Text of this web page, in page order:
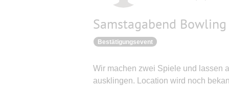
Samstagabend
Bestätigungsevent
Wir machen zwei Spiele und lassen
ausklingen. Location wird noch